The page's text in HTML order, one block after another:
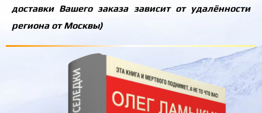
доставки Вашего заказа зависит от удалённости
региона от Москвы)